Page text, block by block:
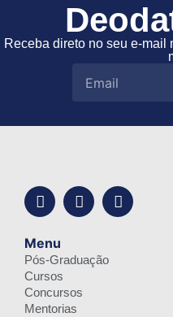
Receba direto no seu e-mail
Menu
Pós-Graduação
Cursos
Concursos
Mentorias